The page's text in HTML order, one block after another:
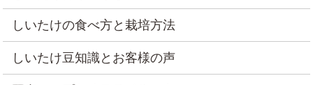
しいたけの食べ方と栽培方法
しいたけ豆知識とお客様の声